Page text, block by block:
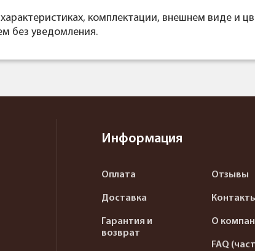
комплектации, внешнем виде и
без уведомления.
Информация
Оплата
Доставка
Гарантия и
возврат
Отзывы
О
FAQ